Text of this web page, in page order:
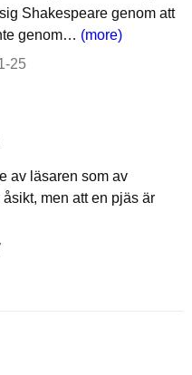
Shakespeare genom att
genom… (more)
25
av läsaren som av
men att en pjäs är